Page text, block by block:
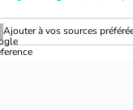
Ajouter à vos sources